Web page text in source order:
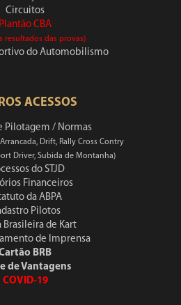
Circuitos
Plantão CBA
resultados das provas)
do Automobilismo
ACESSOS
Pilotagem / Normas
Drift, Rally Cross Contry
Driver, Subida de Montanha)
do STJD
Financeiros
da ABPA
Pilotos
Brasileira de Kart
de Imprensa
BRB
de Vantagens
COVID-19